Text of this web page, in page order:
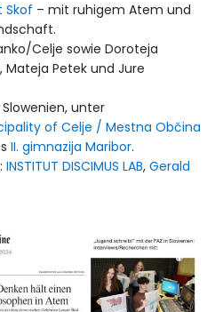
Skof – mit ruhigem Atem und
Celje sowie Doroteja
Mateja Petek und Jure
unter
of Celje / Mestna Občina
II. gimnazija Maribor.
INSTITUT DISCIMUS LAB, Gerald